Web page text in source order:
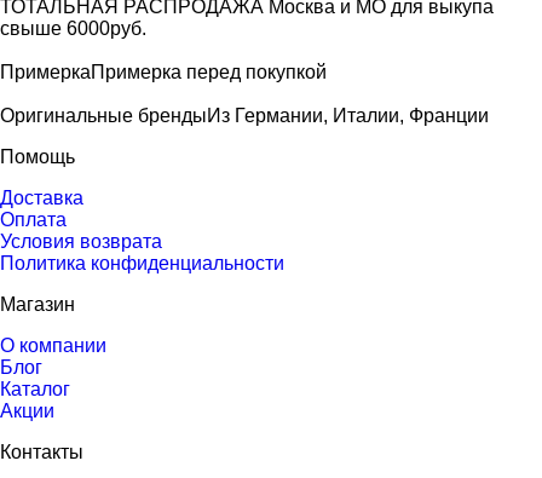
ТОТАЛЬНАЯ РАСПРОДАЖА Москва и МО для выкупа
свыше 6000руб.
ПримеркаПримерка перед покупкой
Оригинальные брендыИз Германии, Италии, Франции
Помощь
Доставка
Оплата
Условия возврата
Политика конфиденциальности
Магазин
О компании
Блог
Каталог
Акции
Контакты